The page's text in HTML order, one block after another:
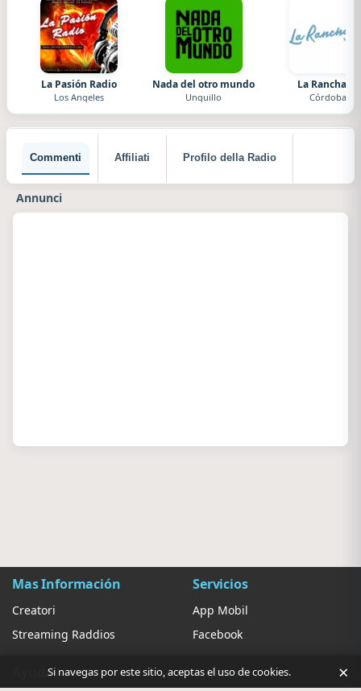
La Pasión Radio
Los Angeles
Nada del otro mundo
Unquillo
La Ranchada
Córdoba
Commenti Affiliati Profilo della Radio
Annunci
Mas Información
Creatori
Streaming Raddios
Servicios
App Mobil
Facebook
Ayuda Ajustes
Si navegas por este sitio, aceptas el uso de cookies. ×